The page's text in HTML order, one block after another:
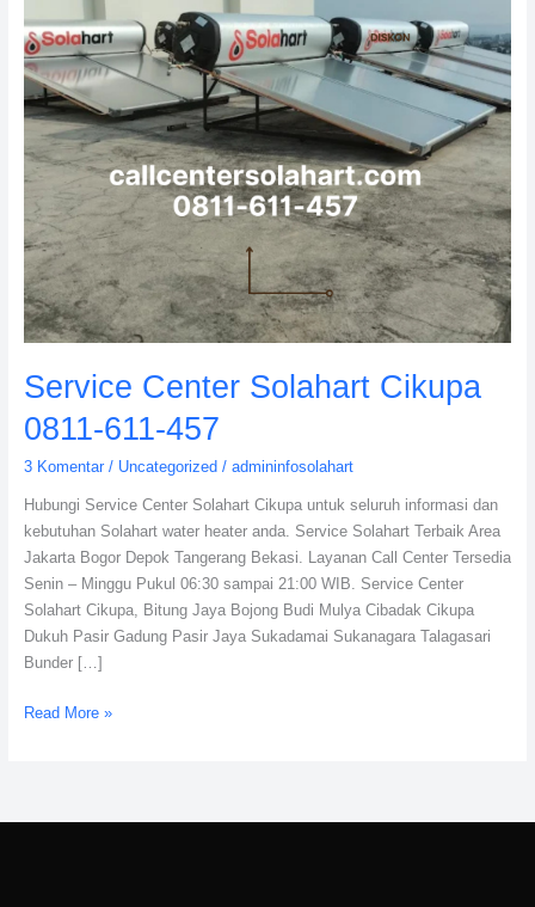
Service Center Solahart Cikupa
0811-611-457
3 Komentar / Uncategorized/ admininfosolahart
Hubungi Service Center Solahart Cikupa untuk seluruh informasi dan
kebutuhan Solahart water heater anda. Service Solahart Terbaik Area
Jakarta Bogor Depok Tangerang Bekasi. Layanan Call Center Tersedia
Senin – Minggu Pukul 06:30 sampai 21:00 WIB. Service Center
Solahart Cikupa, Bitung Jaya Bojong Budi Mulya Cibadak Cikupa
Dukuh Pasir Gadung Pasir Jaya Sukadamai Sukanagara Talagasari
Bunder […]
457
Read More »